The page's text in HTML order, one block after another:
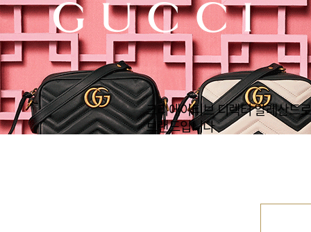
크리에이티브 디렉터 알레산드
브랜드입니다